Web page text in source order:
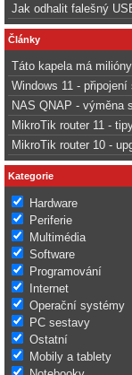
Jak odhalit falešný
Články
Táto kapela má
Windows 11 -
NAS QNAP - výměna
MikroTik router 11 -
MikroTik router 10 -
Kategorie
Hardware
Periferie
Multimédia
Software
Programování
Internet
Operační systémy
PC sestavy
Ostatní
Mobily a tablety